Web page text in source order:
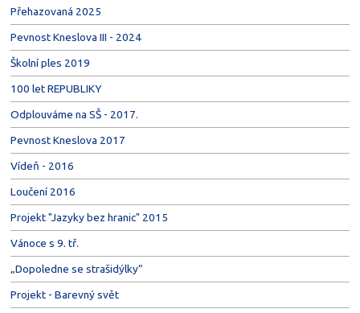
Přehazovaná 2025
Pevnost Kneslova III - 2024
Školní ples 2019
100 let REPUBLIKY
Odplouváme na SŠ - 2017.
Pevnost Kneslova 2017
Vídeň - 2016
Loučení 2016
Projekt "Jazyky bez hranic" 2015
Vánoce s 9. tř.
„Dopoledne se strašidýlky“
Projekt - Barevný svět